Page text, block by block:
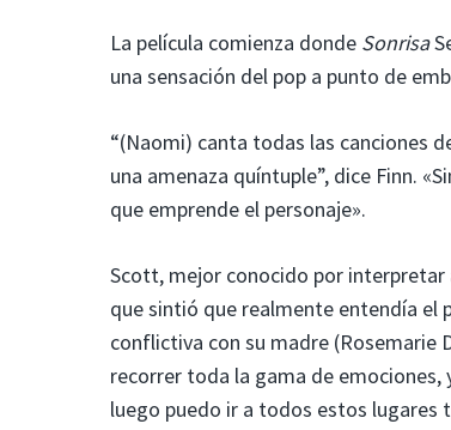
La película comienza donde Sonrisa
una sensación del pop a punto de
“(Naomi) canta todas las canciones
una amenaza quíntuple”, dice Finn.
que emprende el personaje».
Scott, mejor conocido por interpretar
que sintió que realmente entendía el
conflictiva con su madre (Rosemarie
recorrer toda la gama de
luego puedo ir a todos estos